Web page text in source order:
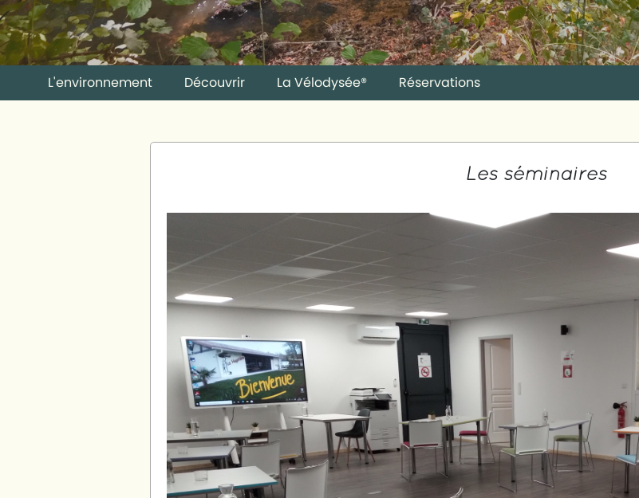
L'environnement Découvrir La Vélodysée® Réservations
Les séminaires